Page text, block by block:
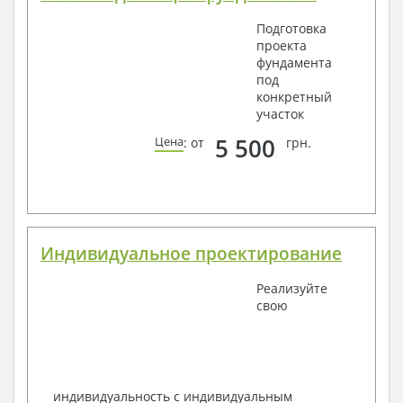
Подготовка
проекта
фундамента
под
конкретный
участок
Цена: от 5 500 грн.
Индивидуальное проектирование
Реализуйте
свою
индивидуальность с индивидуальным